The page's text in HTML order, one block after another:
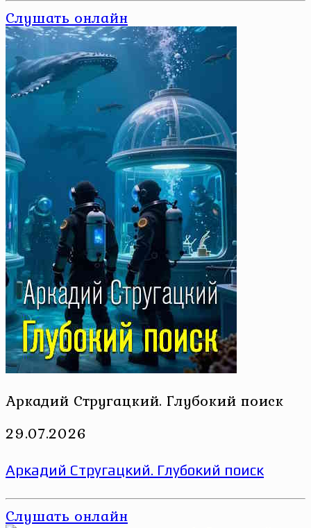
Слушать онлайн
Аркадий Стругацкий. Глубокий поиск
29.07.2026
Аркадий Стругацкий. Глубокий поиск
Слушать онлайн